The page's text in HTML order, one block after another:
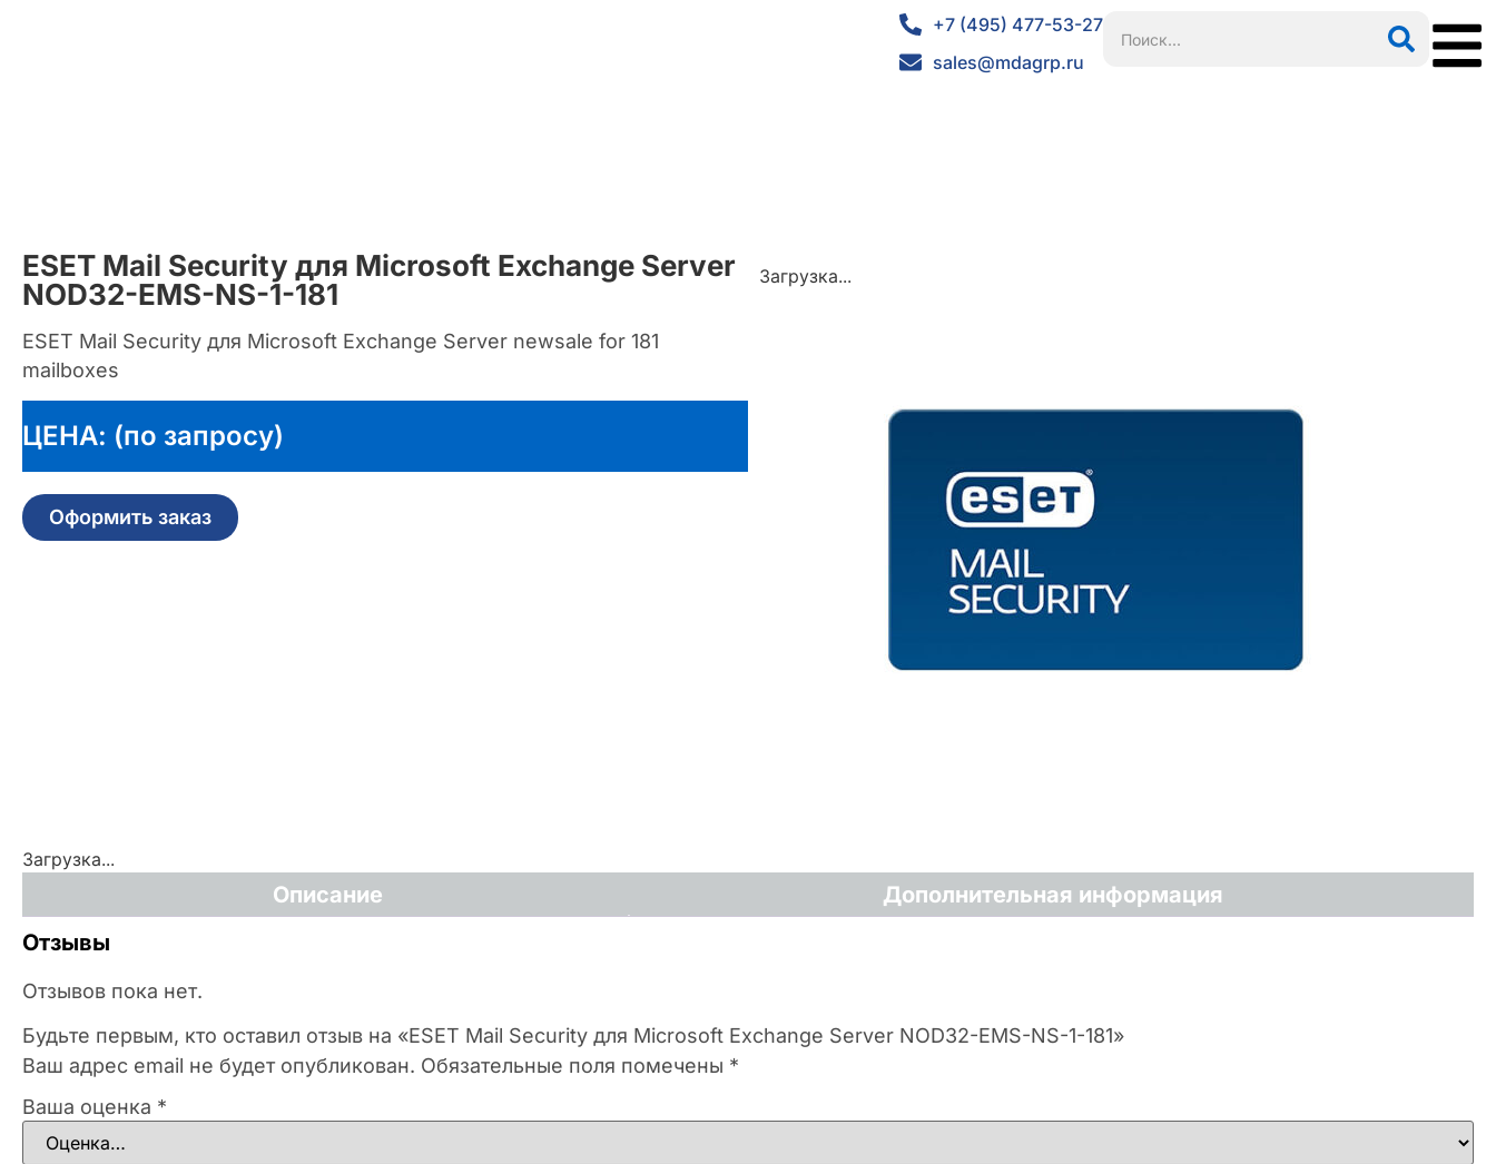
+7 (495) 477-53-27
sales@mdagrp.ru
ESET Mail Security для Microsoft Exchange Server
NOD32-EMS-NS-1-181
ESET Mail Security для Microsoft Exchange Server newsale for 181
mailboxes
ЦЕНА: (по запросу)
Оформить заказ
Загрузка...
Загрузка...
Описание
Дополнительная информация
Отзывы
Отзывов пока нет.
Будьте первым, кто оставил отзыв на «ESET Mail Security для Microsoft Exchange Server NOD32-EMS-NS-1-181»
Ваш адрес email не будет опубликован. Обязательные поля помечены *
Ваша оценка *